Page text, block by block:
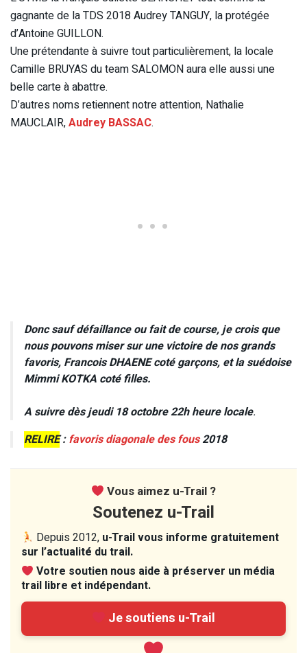
gagnante de la TDS 2018 Audrey TANGUY, la protégée
d’Antoine GUILLON.
Une prétendante à suivre tout particulièrement, la locale
Camille BRUYAS du team SALOMON aura elle aussi une
belle carte à abattre.
D’autres noms retiennent notre attention, Nathalie
MAUCLAIR,Audrey BASSAC.
Donc sauf défaillance ou fait de course, je crois que
nous pouvons miser sur une victoire de nos grands
favoris, Francois DHAENE coté garçons, et la suédoise
Mimmi KOTKA coté filles.
A suivre dès jeudi 18 octobre 22h heure locale.
RELIRE:favoris diagonale des fous2018
Vous aimez u-Trail ?
Soutenez u-Trail
Depuis 2012, u-Trail vous informe gratuitement
sur l’actualité du trail.
Votre soutien nous aide à préserver un média
trail libre et indépendant.
Je soutiens u-Trail